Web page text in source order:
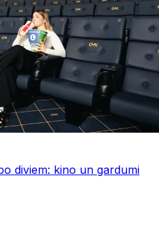
diviem: kino un gardumi